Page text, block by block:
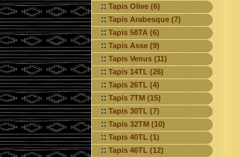
:: Tapis Olive (6)
:: Tapis Arabesque (7)
:: Tapis 58TA (6)
:: Tapis Asse (9)
:: Tapis Venus (11)
:: Tapis 14TL (26)
:: Tapis 26TL (4)
:: Tapis 7TM (15)
:: Tapis 30TL (7)
:: Tapis 32TM (10)
:: Tapis 40TL (1)
:: Tapis 46TL (12)